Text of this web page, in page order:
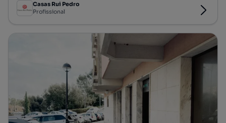
Casas Rui Pedro
Profissional